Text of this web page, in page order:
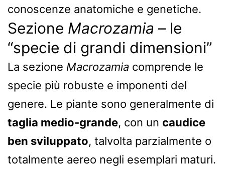
conoscenze anatomiche e genetiche.
Sezione Macrozamia – le
“specie di grandi dimensioni”
La sezione Macrozamia comprende le
specie più robuste e imponenti del
genere. Le piante sono generalmente di
taglia medio-grande, con un caudice
ben sviluppato, talvolta parzialmente o
totalmente aereo negli esemplari maturi.